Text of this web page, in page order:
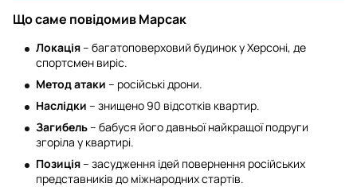
Що саме повідомив Марсак
Локація– багатоповерховий будинок у Херсоні, де
спортсмен виріс.
Метод атаки – російські дрони.
Наслідки – знищено 90 відсотків квартир.
Загибель– бабуся його давньої найкращої подруги
згоріла у квартирі.
Позиція– засудження ідей повернення російських
представників до міжнародних стартів.